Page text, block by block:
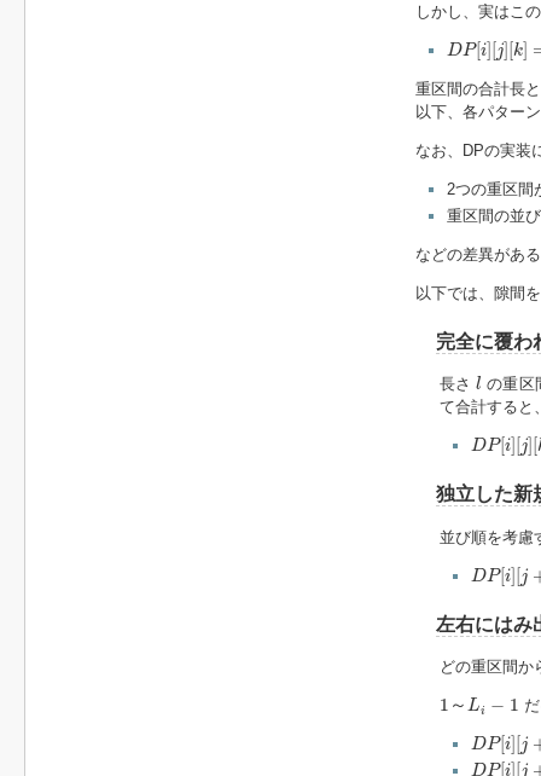
しかし、実はこ
DP[i][j][k]
DP[i][j] [k]=
重区間の合計長
以下、各パター
なお、DPの実装
2つの重区間
重区間の並
などの差異があ
以下では、隙間
完全に覆わ
長さll の重区
て合計すると
DP[i j [
DP[i][j] [k]
独立した新
並び順を考慮
DP[i][j
DP[i][j+ i
左右にはみ
どの重区間
1 ～ Li − 1
1 Li
DP[i][j
DP[i][j+
DP[i j
DP[i][j+